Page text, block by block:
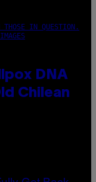
THOSE IN QUESTION.
DNA
Chilean